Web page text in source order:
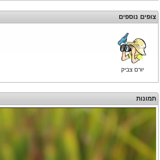
צופים נוספים
יורם צביק
תמונות